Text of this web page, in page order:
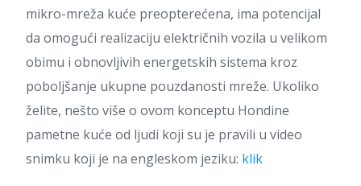
mikro-mreža kuće preopterećena, ima potencijal
da omogući realizaciju električnih vozila u velikom
obimu i obnovljivih energetskih sistema kroz
poboljšanje ukupne pouzdanosti mreže. Ukoliko
želite, nešto više o ovom konceptu Hondine
pametne kuće od ljudi koji su je pravili u video
snimku koji je na engleskom jeziku: klik